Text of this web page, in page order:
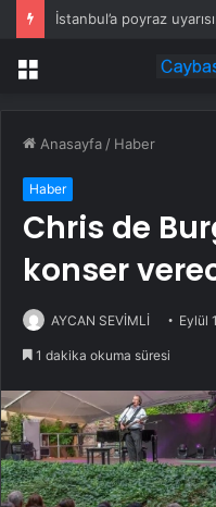
İstanbul’a poyraz
Menü
Anasayfa / Haber
Haber
Chris de
konser
AYCAN SEVİMLİ Eylül
1 dakika okuma süresi